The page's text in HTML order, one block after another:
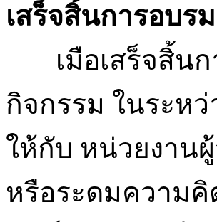
เสร็จสิ้นการอบร
เมือเสร็จสิ้นก
กิจกรรม ในระห
ให้กับ หน่วยงาน
หรือระดมความคิ